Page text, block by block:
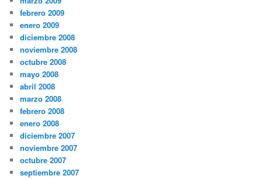
febrero 2009
enero 2009
diciembre 2008
noviembre 2008
octubre 2008
mayo 2008
abril 2008
marzo 2008
febrero 2008
enero 2008
diciembre 2007
noviembre 2007
octubre 2007
septiembre 2007